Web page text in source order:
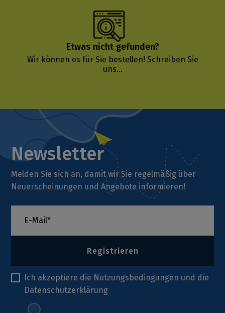
Etwas nicht gefunden?
Wir können es für Sie bestellen! Schreiben Sie
uns...
Newsletter
Melden Sie sich an, damit wir Sie regelmäßig über
Neuerscheinungen und Angebote informieren!
Registrieren
Ich akzeptiere die Nutzungsbedingungen und die
Datenschutzerklärung